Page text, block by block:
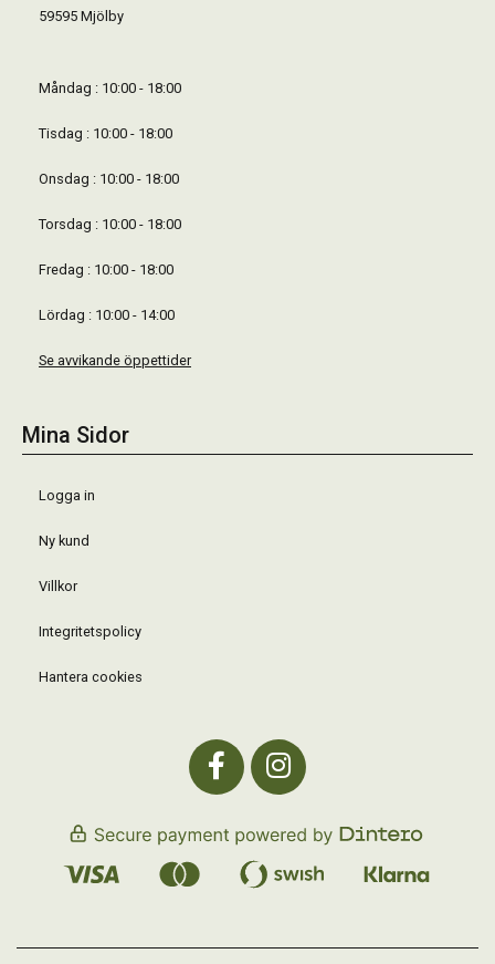
59595 Mjölby
Måndag : 10:00 - 18:00
Tisdag : 10:00 - 18:00
Onsdag : 10:00 - 18:00
Torsdag : 10:00 - 18:00
Fredag : 10:00 - 18:00
Lördag : 10:00 - 14:00
Se avvikande öppettider
Mina Sidor
Logga in
Ny kund
Villkor
Integritetspolicy
Hantera cookies